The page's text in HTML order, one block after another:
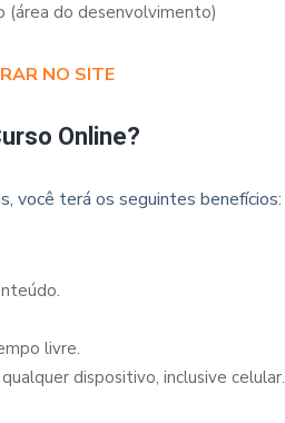
(área do desenvolvimento)
NO SITE
Online?
você terá os seguintes benefícios:
livre.
dispositivo, inclusive celular.